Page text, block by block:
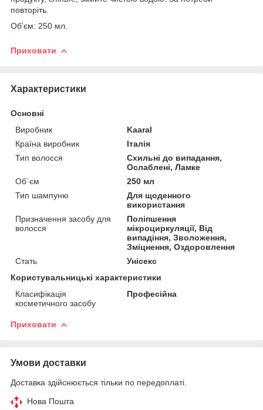
повторіть.
Об'єм: 250 мл.
Приховати
Характеристики
Основні
Виробник
Kaaral
Країна виробник
Італія
Тип волосся
Схильні до випадання,
Ослаблені, Ламке
Об`єм
250 мл
Тип шампуню
Для щоденного
використання
Призначення засобу для
волосся
Поліпшення
мікроциркуляції, Від
випадіння, Зволоження,
Зміцнення, Оздоровлення
Стать
Унісекс
Користувальницькі характеристики
Класифікація
косметичного засобу
Професійна
Приховати
Умови доставки
Доставка здійснюється тільки по передоплаті.
Нова Пошта